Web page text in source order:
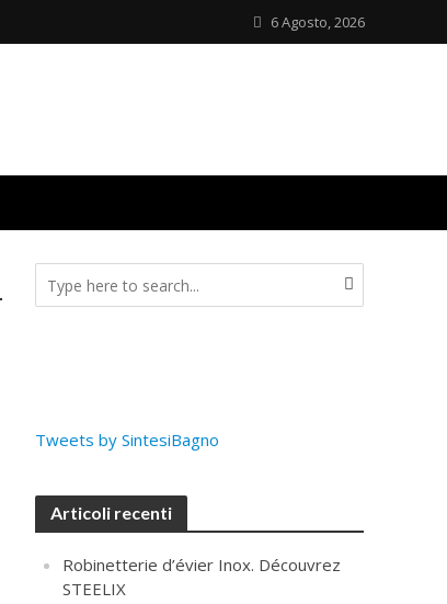
6 Agosto, 2026
Tweets by SintesiBagno
Articoli recenti
Robinetterie d’évier Inox. Découvrez
STEELIX